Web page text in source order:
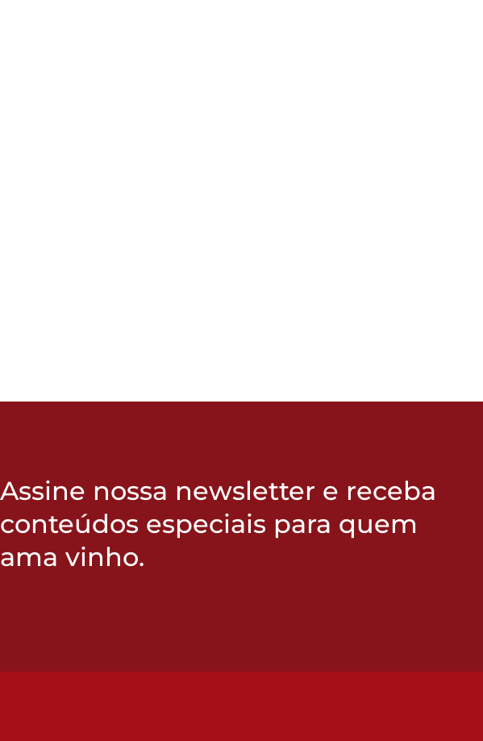
Assine nossa newsletter e receba
conteúdos especiais para quem
ama vinho.